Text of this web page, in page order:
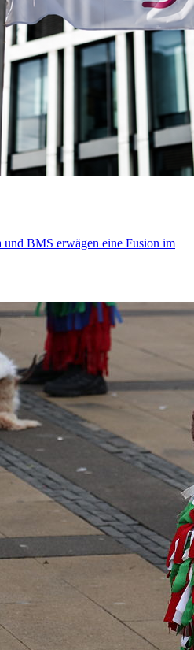
und BMS erwägen eine Fusion im